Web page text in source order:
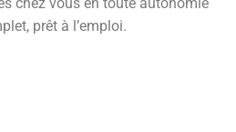
prêt à l’emploi.